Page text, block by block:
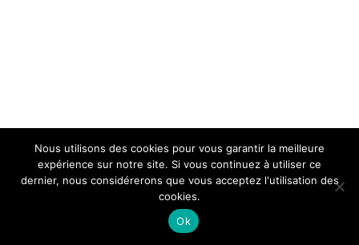
Nous utilisons des cookies pour vous garantir la meilleure
expérience sur notre site. Si vous continuez à utiliser ce
dernier, nous considérerons que vous acceptez l'utilisation des
cookies.
Ok